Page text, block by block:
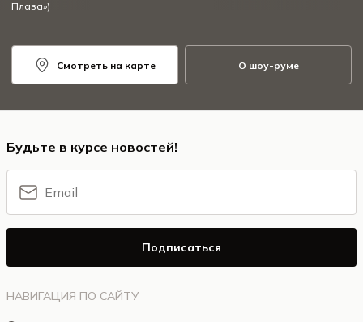
Плаза»)
Смотреть на карте О шоу-руме
НАВИГАЦИЯ ПО САЙТУ
Будьте в курсе новостей!
Подписаться